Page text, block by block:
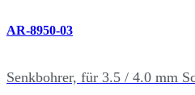
AR-8950-03
Senkbohrer, für 3.5 / 4.0 mm